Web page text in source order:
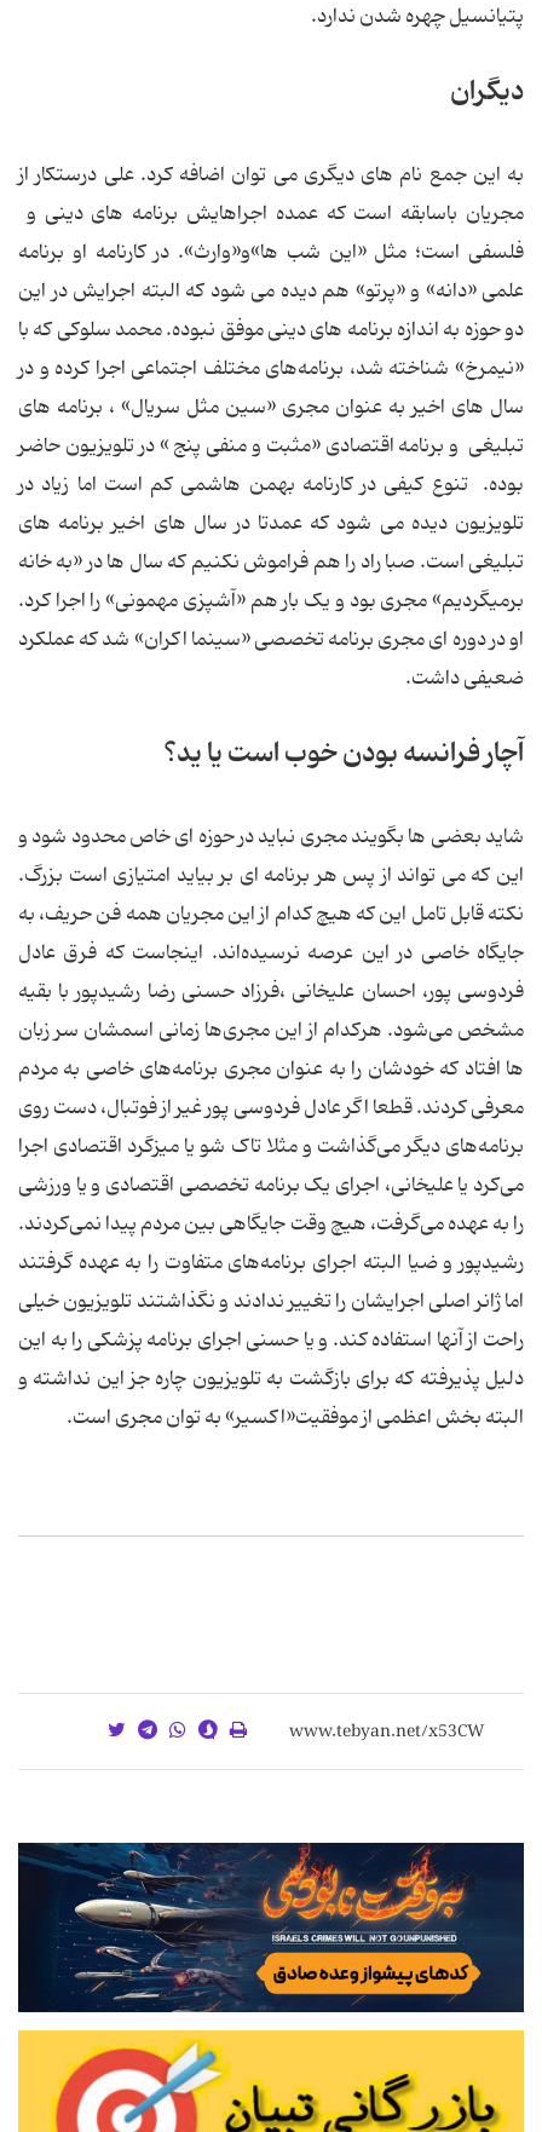
پتیانسیل چهره شدن ندارد.
دیگران
به این جمع نام های دیگری می توان اضافه کرد. علی درستكار از
مجریان باسابقه است که عمده اجراهایش برنامه های دینی و
فلسفی است؛ مثل «این شب ها»‌و«وارث». در کارنامه او برنامه
علمی «دانه» و «پرتو» هم دیده می شود که البته اجرایش در این
دو حوزه به اندازه برنامه های دینی موفق نبوده. محمد سلوکی که با
«نیمرخ» شناخته شد، برنامه‌های مختلف اجتماعی اجرا کرده و در
سال های اخیر به عنوان مجری «سین مثل سریال» ، برنامه های
تبلیغی و برنامه اقتصادی «مثبت و منفی پنج » در تلویزیون حاضر
بوده. تنوع کیفی در کارنامه بهمن هاشمی کم است اما زیاد در
تلویزیون دیده می شود که عمدتا در سال های اخیر برنامه های
تبلیغی است. صبا راد را هم فراموش نکنیم که سال ها در «به خانه
برمیگردیم» مجری بود و یک بار هم «آشپزی مهمونی» را اجرا کرد.
او در دوره ای مجری برنامه تخصصی «سینما اکران» شد که عملکرد
ضعیفی داشت.
آچار فرانسه بودن خوب است یا ید؟
شاید بعضی ها بگویند مجری نباید در حوزه ای خاص محدود شود و
این که می تواند از پس هر برنامه ای بر بیاید امتیازی است بزرگ.
نکته قابل تامل این که هیچ کدام از این مجریان همه فن حریف، به
جایگاه خاصی در این عرصه نرسیده‌اند. اینجاست که فرق عادل
فردوسی پور، احسان علیخانی ،فرزاد حسنی رضا رشیدپور با بقیه
مشخص می‌شود. هرکدام از این مجری‌ها زمانی اسمشان سر زبان
ها افتاد که خودشان را به عنوان مجری برنامه‌های خاصی به مردم
معرفی کردند. قطعا اگر عادل فردوسی پور غیر از فوتبال، دست روی
برنامه‌های دیگر می‌گذاشت و مثلا تاک شو یا میزگرد اقتصادی اجرا
می‌کرد یا علیخانی، اجرای یک برنامه تخصصی اقتصادی و یا ورزشی
را به عهده می‌گرفت، هیچ وقت جایگاهی بین مردم پیدا نمی‌کردند.
رشیدپور و ضیا البته اجرای برنامه‌های متفاوت را به عهده گرفتند
اما ژانر اصلی اجرایشان را تغییر ندادند و نگذاشتند تلویزیون خیلی
راحت از آنها استفاده کند. و یا حسنی اجرای برنامه پزشکی را به این
دلیل پذیرفته که برای بازگشت به تلویزیون چاره جز این نداشته و
البته بخش اعظمی از موفقیت«اکسیر» به توان مجری است.